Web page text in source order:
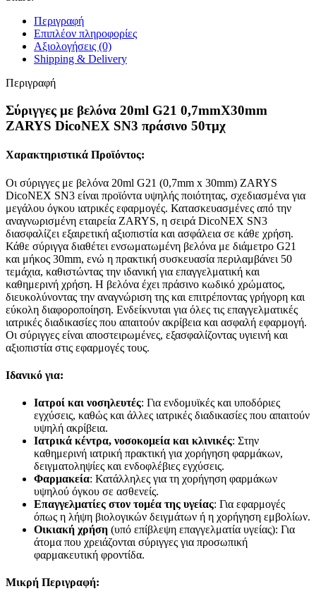
Περιγραφή
Επιπλέον πληροφορίες
Αξιολογήσεις (0)
Shipping & Delivery
Περιγραφή
Σύριγγες με βελόνα 20ml G21 0,7mmX30mm
ZARYS DicoNEX SN3 πράσινο 50τμχ
Χαρακτηριστικά Προϊόντος:
Οι σύριγγες με βελόνα 20ml G21 (0,7mm x 30mm) ZARYS
DicoNEX SN3 είναι προϊόντα υψηλής ποιότητας, σχεδιασμένα για
μεγάλου όγκου ιατρικές εφαρμογές. Κατασκευασμένες από την
αναγνωρισμένη εταιρεία ZARYS, η σειρά DicoNEX SN3
διασφαλίζει εξαιρετική αξιοπιστία και ασφάλεια σε κάθε χρήση.
Κάθε σύριγγα διαθέτει ενσωματωμένη βελόνα με διάμετρο G21
και μήκος 30mm, ενώ η πρακτική συσκευασία περιλαμβάνει 50
τεμάχια, καθιστώντας την ιδανική για επαγγελματική και
καθημερινή χρήση. Η βελόνα έχει πράσινο κωδικό χρώματος,
διευκολύνοντας την αναγνώριση της και επιτρέποντας γρήγορη και
εύκολη διαφοροποίηση. Ενδείκνυται για όλες τις επαγγελματικές
ιατρικές διαδικασίες που απαιτούν ακρίβεια και ασφαλή εφαρμογή.
Οι σύριγγες είναι αποστειρωμένες, εξασφαλίζοντας υγιεινή και
αξιοπιστία στις εφαρμογές τους.
Ιδανικό για:
Ιατροί και νοσηλευτές: Για ενδομυϊκές και υποδόριες
εγχύσεις, καθώς και άλλες ιατρικές διαδικασίες που απαιτούν
υψηλή ακρίβεια.
Ιατρικά κέντρα, νοσοκομεία και κλινικές: Στην
καθημερινή ιατρική πρακτική για χορήγηση φαρμάκων,
δειγματοληψίες και ενδοφλέβιες εγχύσεις.
Φαρμακεία: Κατάλληλες για τη χορήγηση φαρμάκων
υψηλού όγκου σε ασθενείς.
Επαγγελματίες στον τομέα της υγείας: Για εφαρμογές
όπως η λήψη βιολογικών δειγμάτων ή η χορήγηση εμβολίων.
Οικιακή χρήση (υπό επίβλεψη επαγγελματία υγείας): Για
άτομα που χρειάζονται σύριγγες για προσωπική
φαρμακευτική φροντίδα.
Μικρή Περιγραφή: